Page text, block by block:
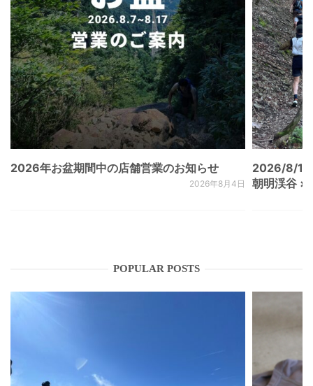
2026年お盆期間中の店舗営業のお知らせ
2026年8月4日
2026/8/
朝明渓谷 ×
POPULAR POSTS